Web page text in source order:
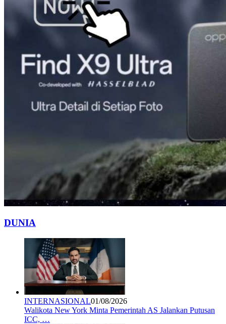
DUNIA
INTERNASIONAL01/08/2026
Walikota New York Minta Pemerintah AS Jalankan Putusan
ICC, …